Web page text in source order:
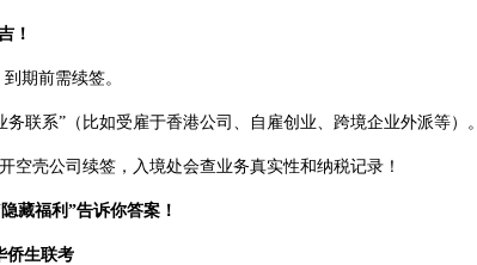
！
期前需续签。
系”（比如受雇于香港公司、自雇创业、跨境企业外派等）。
壳公司续签，入境处会查业务真实性和纳税记录！
福利”告诉你答案！
生联考